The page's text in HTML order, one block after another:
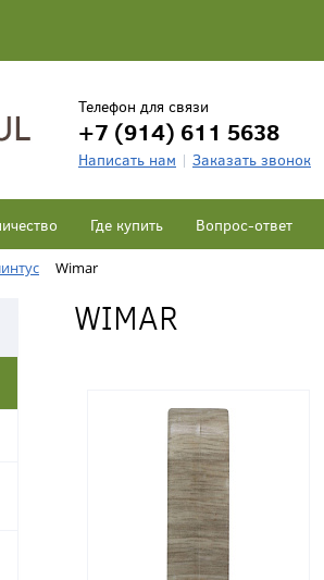
Телефон для связи
+7 (914) 611 5638
Написать нам Заказать звонок
Где купить Вопрос-ответ
Wimar
WIMAR